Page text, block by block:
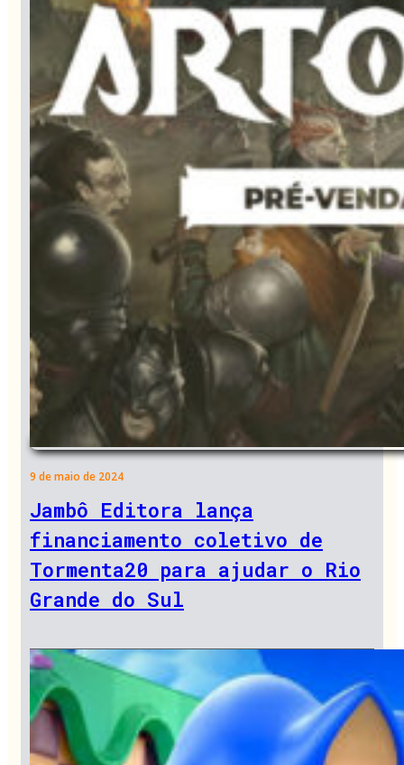
9 de maio de 2024
Jambô Editora lança
financiamento coletivo de
Tormenta20 para ajudar o Rio
Grande do Sul